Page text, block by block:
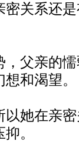
关系还
，父亲的
和渴望。
她在亲
。